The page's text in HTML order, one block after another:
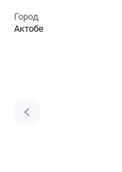
Город
Актобе